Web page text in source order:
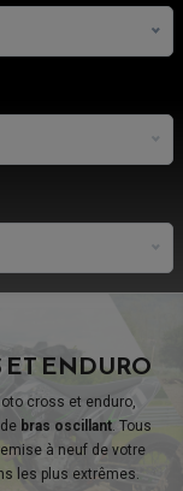
ENDURO
cross et enduro,
bras oscillant. Tous
à neuf de votre
les plus extrêmes.